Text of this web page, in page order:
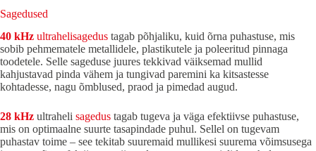
Sagedused
40 kHz ultrahelisagedus tagab põhjaliku, kuid õrna puhastuse, mis
sobib pehmematele metallidele, plastikutele ja poleeritud pinnaga
toodetele. Selle sageduse juures tekkivad väiksemad mullid
kahjustavad pinda vähem ja tungivad paremini ka kitsastesse
kohtadesse, nagu õmblused, praod ja pimedad augud.
28 kHz ultraheli sagedus tagab tugeva ja väga efektiivse puhastuse,
mis on optimaalne suurte tasapindade puhul. Sellel on tugevam
puhastav toime – see tekitab suuremaid mullikesi suurema võimsusega